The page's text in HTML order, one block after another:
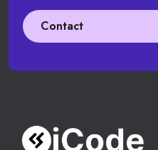
Contact